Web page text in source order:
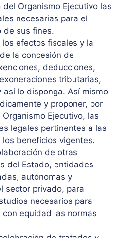
Organismo Ejecutivo las
necesarias para el
de sus fines.
los efectos fiscales y la
la concesión de
deducciones,
tributarias,
así lo disponga. Así mismo
y proponer, por
Ejecutivo, las
legales pertinentes a las
los beneficios vigentes.
de otras
del Estado, entidades
autónomas y
sector privado, para
necesarios para
con equidad las normas